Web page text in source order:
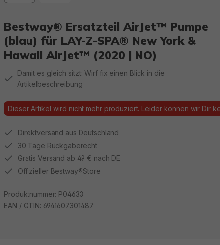
Bestway® Ersatzteil AirJet™ Pumpe
(blau) für LAY-Z-SPA® New York &
Hawaii AirJet™ (2020 | NO)
Damit es gleich sitzt: Wirf fix einen Blick in die
Artikelbeschreibung
Dieser Artikel wird nicht mehr produziert. Leider können wir Dir
Direktversand aus Deutschland
30 Tage Rückgaberecht
Gratis Versand ab 49 € nach DE
Offizieller Bestway®Store
Produktnummer: P04633
EAN / GTIN: 6941607301487